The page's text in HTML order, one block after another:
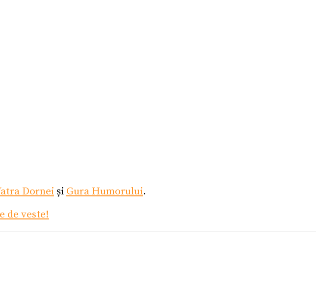
Dornei și Gura Humorului.
de veste!